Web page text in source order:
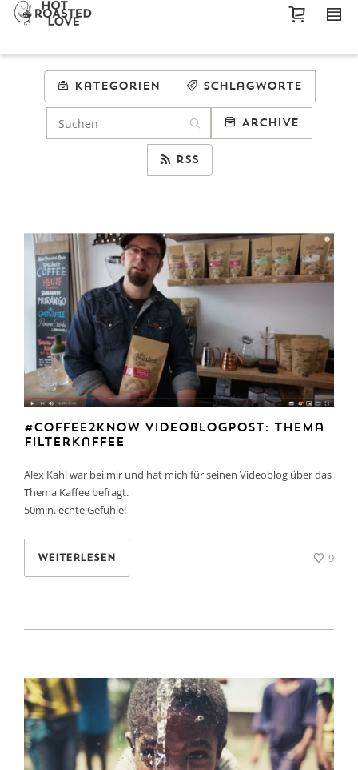
Kategorien Schlagworte
Archive
RSS
#coffee2know Videoblogpost: Thema
Filterkaffee
Alex Kahl war bei mir und hat mich für seinen Videoblog über das
Thema Kaffee befragt.
50min. echte Gefühle!
WEITERLESEN 9